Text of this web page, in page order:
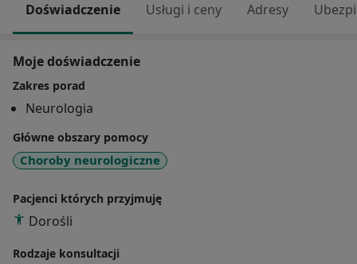
Doświadczenie Usługi i ceny Adresy
Moje doświadczenie
Zakres porad
Neurologia
Główne obszary pomocy
Choroby neurologiczne
Pacjenci których przyjmuję
Dorośli
Rodzaje konsultacji